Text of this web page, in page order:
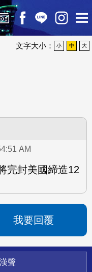
文字大小： 小 中 大
AM
完封美國締造12
我要回覆
聲